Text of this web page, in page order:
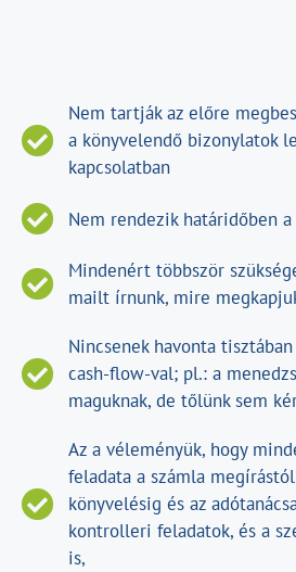
Nem tartják az előre
a könyvelendő bizonylatok
kapcsolatban
Nem rendezik határidőben
Mindenért többször
mailt írnunk, mire
Nincsenek havonta
cash-flow-val; pl.: a
maguknak, de tőlünk sem
Az a véleményük, hogy
feladata a számla
könyvelésig és az
kontrolleri feladatok, és a
is,